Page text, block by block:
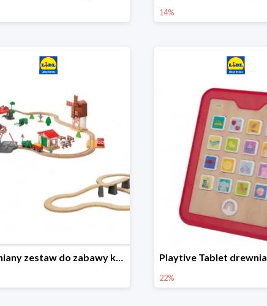
14%
Drewniany zestaw do zabawy kolejką - farma i wiadukt
22%